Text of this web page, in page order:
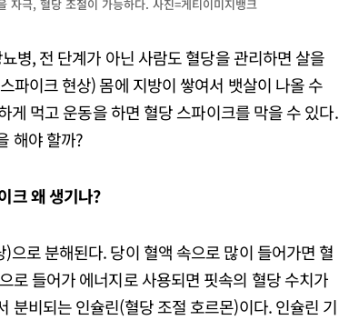
자극, 혈당 조절이 가능하다. 사진=게티이미지뱅크
병, 전 단계가 아닌 사람도 혈당을 관리하면 살을
파이크 현상) 몸에 지방이 쌓여서 뱃살이 나올 수
게 먹고 운동을 하면 혈당 스파이크를 막을 수 있다.
해야 할까?
크 왜 생기나?
으로 분해된다. 당이 혈액 속으로 많이 들어가면 혈
로 들어가 에너지로 사용되면 핏속의 혈당 수치가
분비되는 인슐린(혈당 조절 호르몬)이다. 인슐린 기